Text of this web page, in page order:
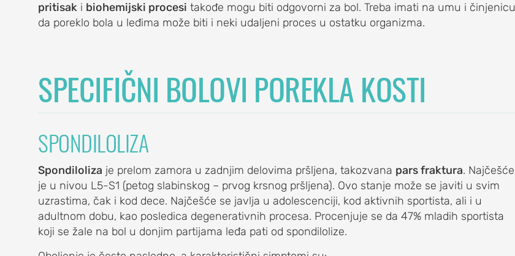
pritisak i biohemijski procesi takođe mogu biti odgovorni za bol. Treba imati na umu i činjenicu
da poreklo bola u leđima može biti i neki udaljeni proces u ostatku organizma.
SPECIFIČNI BOLOVI POREKLA KOSTI
SPONDILOLIZA
Spondiloliza je prelom zamora u zadnjim delovima pršljena, takozvana pars fraktura. Najčešće
je u nivou L5-S1 (petog slabinskog – prvog krsnog pršljena). Ovo stanje može se javiti u svim
uzrastima, čak i kod dece. Najčešće se javlja u adolescenciji, kod aktivnih sportista, ali i u
adultnom dobu, kao posledica degenerativnih procesa. Procenjuje se da 47% mladih sportista
koji se žale na bol u donjim partijama leđa pati od spondilolize.